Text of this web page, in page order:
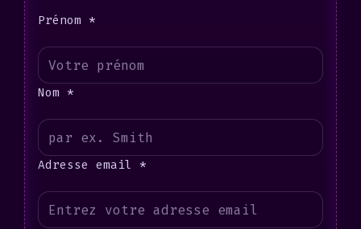
Prénom *
Nom *
Adresse email *